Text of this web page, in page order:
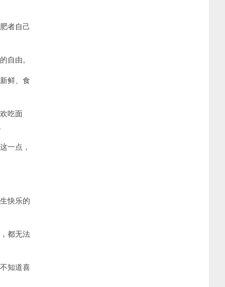
者自己
自由。
鲜、食
吃面
一点，
快乐的
都无法
知道喜